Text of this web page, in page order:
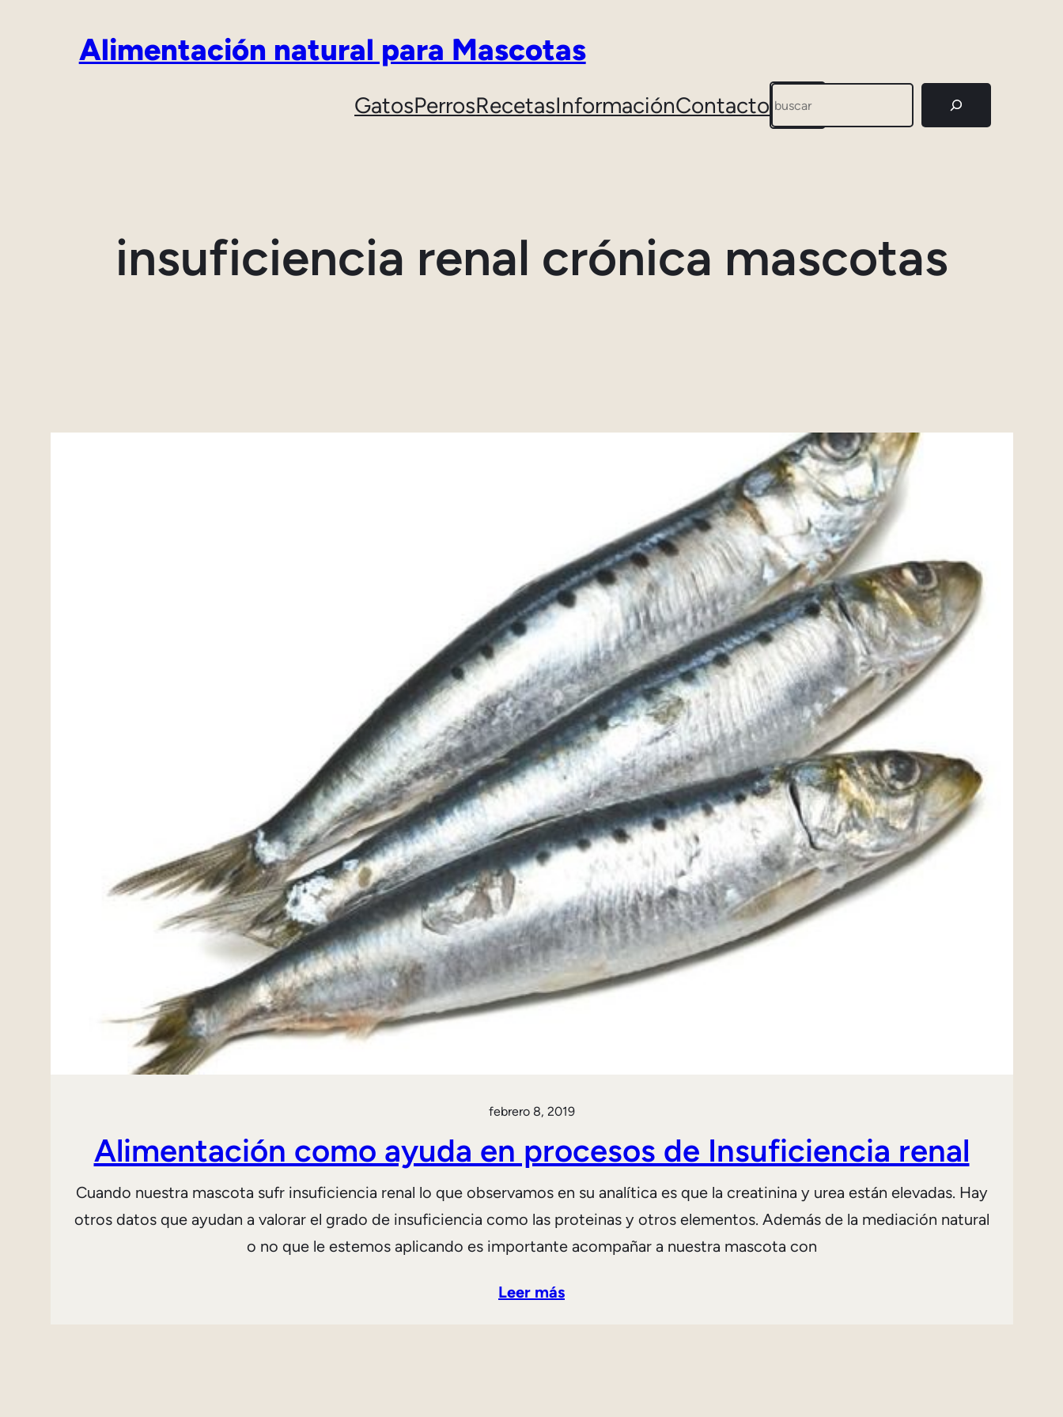
Alimentación natural para Mascotas
GatosPerrosRecetasInformaciónContacto Buscar
insuficiencia renal crónica mascotas
febrero 8, 2019
Alimentación como ayuda en procesos de Insuficiencia renal
Cuando nuestra mascota sufr insuficiencia renal lo que observamos en su analítica es que la creatinina y urea están elevadas. Hay
otros datos que ayudan a valorar el grado de insuficiencia como las proteinas y otros elementos. Además de la mediación natural
o no que le estemos aplicando es importante acompañar a nuestra mascota con
Leer más